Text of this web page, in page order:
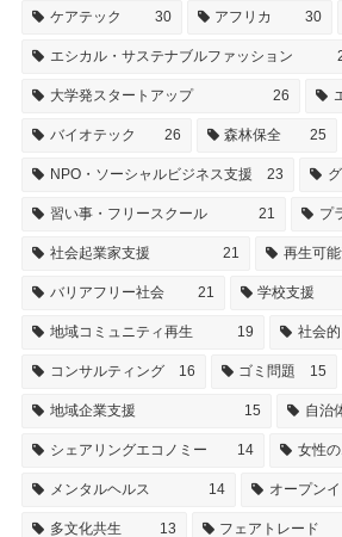
ケアテック 30 アフリカ 30
エシカル・サステナブルファッション
大学発スタートアップ 26
バイオテック 26 森林保全 25
NPO・ソーシャルビジネス支援 23
習い事・フリースクール 21 プ
社会起業家支援 21 再生可
バリアフリー社会 21 学校支援
地域コミュニティ再生 19 社会
コンサルティング 16 ゴミ問題 15
地域企業支援 15 自治
シェアリングエコノミー 14 女性
メンタルヘルス 14 オープン
多文化共生 13 フェアトレード